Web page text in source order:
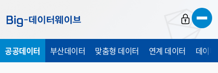
가
기
가
기
가
기
공공데이터 부산데이터 맞춤형 데이터 연계 데이터 데이